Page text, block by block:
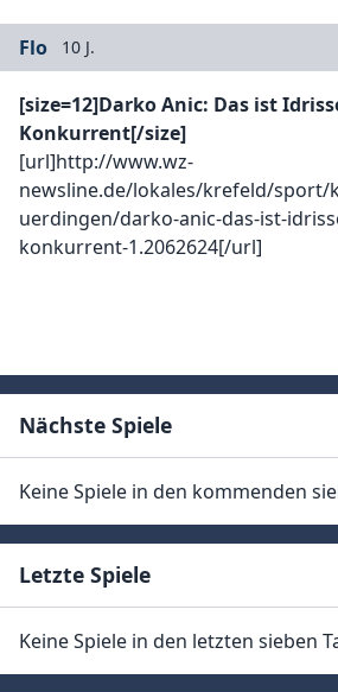
Flo 10 J.
[size=12]Darko Anic: Das ist
Konkurrent[/size]
[url]http://www.wz-
newsline.de/lokales/krefeld/sport/
uerdingen/darko-anic-das-ist-
konkurrent-1.2062624[/url]
Nächste Spiele
Keine Spiele in den kommenden
Letzte Spiele
Keine Spiele in den letzten sieben